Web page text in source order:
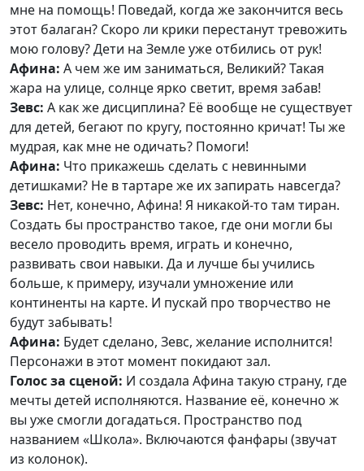
мне на помощь! Поведай, когда же закончится весь
этот балаган? Скоро ли крики перестанут тревожить
мою голову? Дети на Земле уже отбились от рук!
Афина: А чем же им заниматься, Великий? Такая
жара на улице, солнце ярко светит, время забав!
Зевс: А как же дисциплина? Её вообще не существует
для детей, бегают по кругу, постоянно кричат! Ты же
мудрая, как мне не одичать? Помоги!
Афина: Что прикажешь сделать с невинными
детишками? Не в тартаре же их запирать навсегда?
Зевс: Нет, конечно, Афина! Я никакой-то там тиран.
Создать бы пространство такое, где они могли бы
весело проводить время, играть и конечно,
развивать свои навыки. Да и лучше бы учились
больше, к примеру, изучали умножение или
континенты на карте. И пускай про творчество не
будут забывать!
Афина: Будет сделано, Зевс, желание исполнится!
Персонажи в этот момент покидают зал.
Голос за сценой: И создала Афина такую страну, где
мечты детей исполняются. Название её, конечно ж
вы уже смогли догадаться. Пространство под
названием «Школа». Включаются фанфары (звучат
из колонок).